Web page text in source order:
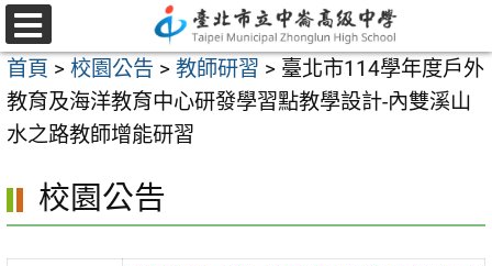
跳
至
主
要
內
區
選
單
首頁 > 校園公告 > 教師研習 > 臺北市114學年度戶外
教育及海洋教育中心研發學習點教學設計-內雙溪山
水之路教師增能研習
校園公告